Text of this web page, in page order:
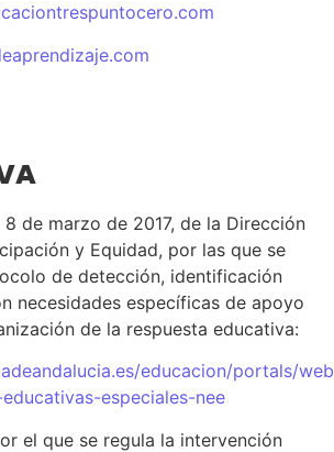
de marzo de 2017, de la Dirección
y Equidad, por las que se
de detección, identificación
necesidades específicas de apoyo
de la respuesta educativa:
educacion/portals/
especiales-nee
el que se regula la intervención